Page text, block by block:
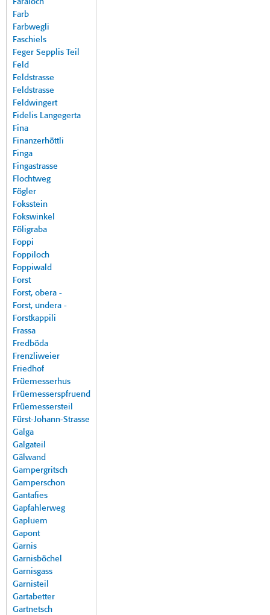
Faraloch
Farb
Farbwegli
Faschiels
Feger Sepplis Teil
Feld
Feldstrasse
Feldstrasse
Feldwingert
Fidelis Langegerta
Fina
Finanzerhöttli
Finga
Fingastrasse
Flochtweg
Fögler
Foksstein
Fokswinkel
Föligraba
Foppi
Foppiloch
Foppiwald
Forst
Forst, obera -
Forst, undera -
Forstkappili
Frassa
Fredböda
Frenzliweier
Friedhof
Früemesserhus
Früemesserspfruend
Früemessersteil
Fürst-Johann-Strasse
Galga
Galgateil
Gälwand
Gampergritsch
Gamperschon
Gantafies
Gapfahlerweg
Gapluem
Gapont
Garnis
Garnisböchel
Garnisgass
Garnisteil
Gartabetter
Gartnetsch